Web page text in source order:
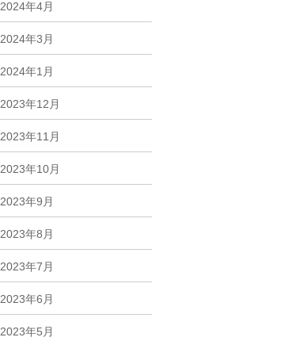
2024年4月
2024年3月
2024年1月
2023年12月
2023年11月
2023年10月
2023年9月
2023年8月
2023年7月
2023年6月
2023年5月